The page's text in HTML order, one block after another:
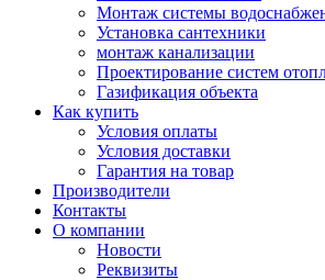
Монтаж системы
Установка сантехники
монтаж канализации
Проектирование систем
Газификация объекта
Как купить
Условия оплаты
Условия доставки
Гарантия на товар
Производители
Контакты
О компании
Новости
Реквизиты